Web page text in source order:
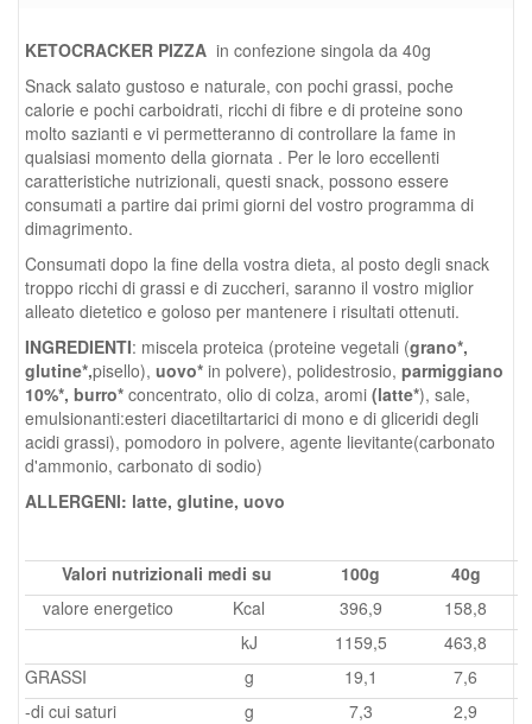
KETOCRACKER PIZZA in confezione singola da 40g
Snack salato gustoso e naturale, con pochi grassi, poche
calorie e pochi carboidrati, ricchi di fibre e di proteine sono
molto sazianti e vi permetteranno di controllare la fame in
qualsiasi momento della giornata . Per le loro eccellenti
caratteristiche nutrizionali, questi snack, possono essere
consumati a partire dai primi giorni del vostro programma di
dimagrimento.
Consumati dopo la fine della vostra dieta, al posto degli snack
troppo ricchi di grassi e di zuccheri, saranno il vostro miglior
alleato dietetico e goloso per mantenere i risultati ottenuti.
INGREDIENTI: miscela proteica (proteine vegetali (grano*,
glutine*,pisello), uovo* in polvere), polidestrosio, parmiggiano
10%*, burro* concentrato, olio di colza, aromi (latte*), sale,
emulsionanti:esteri diacetiltartarici di mono e di gliceridi degli
acidi grassi), pomodoro in polvere, agente lievitante(carbonato
d'ammonio, carbonato di sodio)
ALLERGENI: latte, glutine, uovo
Valori nutrizionali medi su 100g
40g
valore energetico
Kcal 396,9
158,8
kJ
1159,5
463,8
GRASSI
g 19,1
7,6
-di cui saturi
g 7,3
2,9